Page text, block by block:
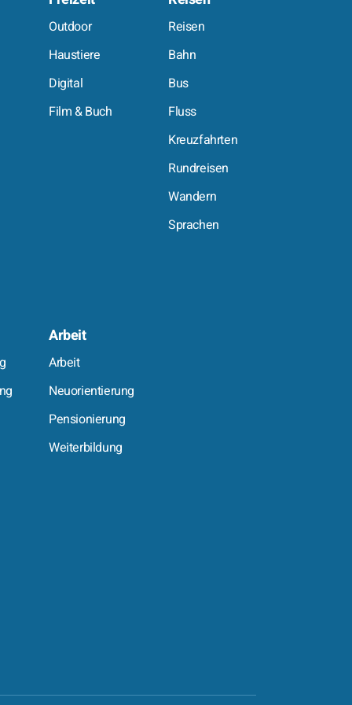
Outdoor
Haustiere
Digital
Film & Buch
Reisen
Bahn
Bus
Fluss
Kreuzfahrten
Rundreisen
Wandern
Sprachen
Arbeit
Arbeit
Neuorientierung
Pensionierung
Weiterbildung